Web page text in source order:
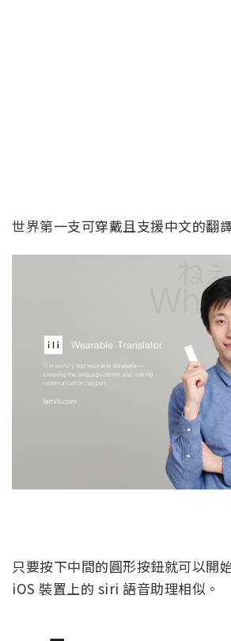
世界第一支可穿戴且支援中文的翻
只要按下中間的圓形按鈕就可以開
iOS 裝置上的 siri 語音助理相似。